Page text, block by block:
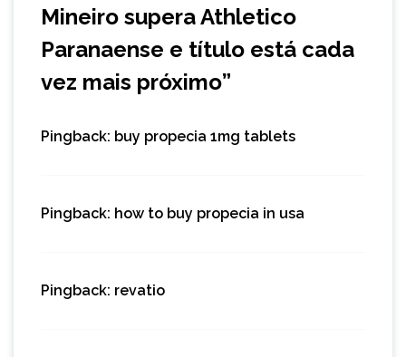
Mineiro supera Athletico
Paranaense e título está cada
vez mais próximo”
Pingback: buy propecia 1mg tablets
Pingback: how to buy propecia in usa
Pingback: revatio